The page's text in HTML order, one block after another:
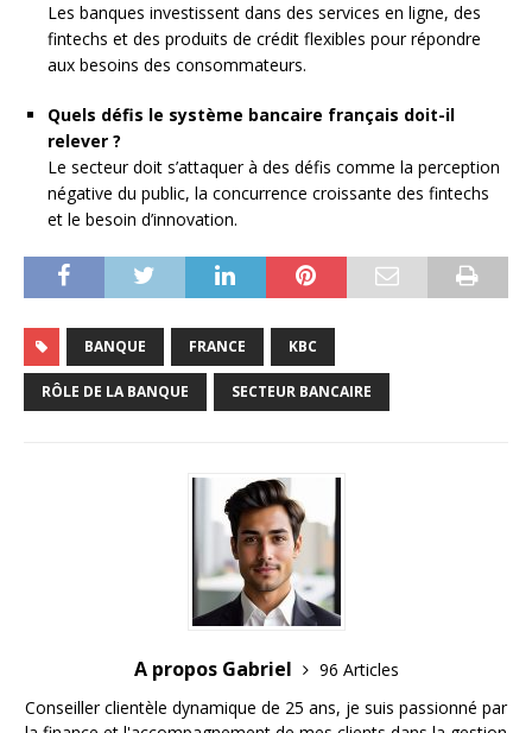
Les banques investissent dans des services en ligne, des
fintechs et des produits de crédit flexibles pour répondre
aux besoins des consommateurs.
Quels défis le système bancaire français doit-il
relever ?
Le secteur doit s’attaquer à des défis comme la perception
négative du public, la concurrence croissante des fintechs
et le besoin d’innovation.
BANQUE FRANCE KBC
RÔLE DE LA BANQUE SECTEUR BANCAIRE
A propos Gabriel
96 Articles
Conseiller clientèle dynamique de 25 ans, je suis passionné par